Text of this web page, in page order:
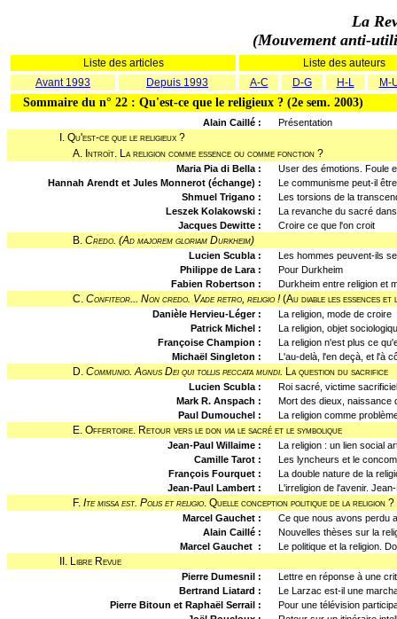
La
(Mouvement anti-
Liste des articles
Liste des auteurs
Avant 1993
Depuis 1993 A-C D-G H-L M-
Sommaire du n° 22 : Qu'est-ce que le religieux ? (2e sem. 2003)
Alain Caillé : Présentation
I. Qu'est-ce que le religieux ?
A. Introït. La religion comme essence ou comme fonction ?
Maria Pia di Bella :
User des émotions. Foule
Hannah Arendt et Jules Monnerot (échange) :
Le communisme peut-il
Shmuel Trigano :
Les torsions de la
Leszek Kolakowski :
La revanche du sacré
Jacques Dewitte :
Croire ce que l'on croit
B. Credo. (Ad majorem gloriam Durkheim)
Lucien Scubla :
Les hommes peuvent-ils
Philippe de Lara :
Pour Durkheim
Fabien Robertson :
Durkheim entre religion et
C. Confiteor... Non credo. Vade retro, religio !(Au diable les essences et
Danièle Hervieu-Léger :
La religion, mode de croire
Patrick Michel :
La religion, objet
Françoise Champion :
La religion n'est plus ce
Michaël Singleton :
L'au-delà, l'en deçà, et l'à
D. Communio. Agnus Dei qui tollis peccata mundi. La question du sacrifice
Lucien Scubla :
Roi sacré, victime
Mark R. Anspach :
Mort des dieux, naissance
Paul Dumouchel :
La religion comme
E. Offertoire. Retour vers le don viale sacré et le symbolique
Jean-Paul Willaime :
La religion : un lien social
Camille Tarot :
Les lyncheurs et le
François Fourquet :
La double nature de la
Jean-Paul Lambert :
L'irreligion de l'avenir.
F. Ite missa est. Polis et religio. Quelle conception politique de la religion ?
Marcel Gauchet :
Ce que nous avons perdu
Alain Caillé :
Nouvelles thèses sur la
Marcel Gauchet :
Le politique et la religion.
II. Libre Revue
Pierre Dumesnil :
Lettre en réponse à une
Bertrand Liatard :
Le Larzac est-il une
Pierre Bitoun et Raphaël Serrail :
Pour une télévision